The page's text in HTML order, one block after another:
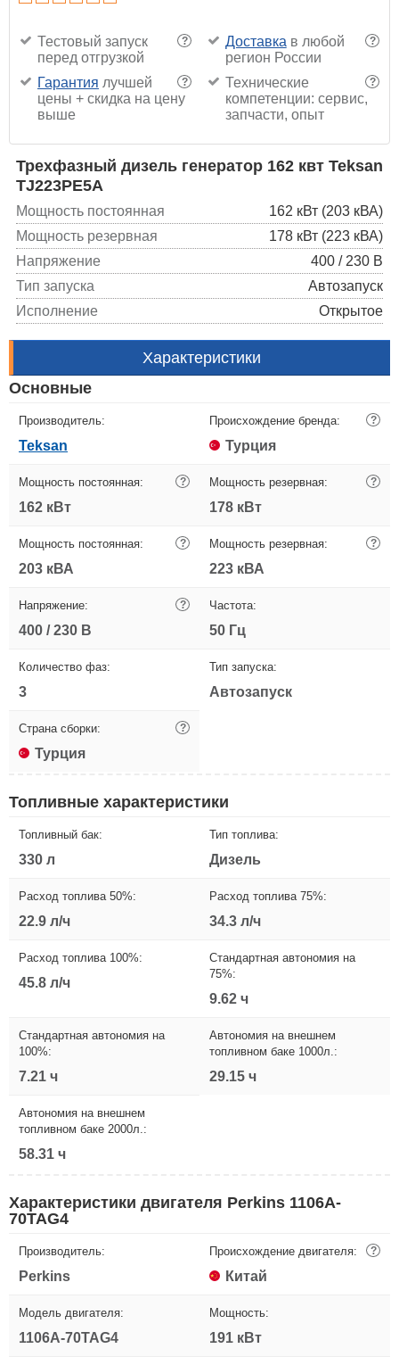
?
Тестовый запуск
перед отгрузкой
?
Доставка в любой
регион России
?
Гарантия лучшей
цены + скидка на цену
выше
?
Технические
компетенции: сервис,
запчасти, опыт
Трехфазный дизель генератор 162 квт Teksan
TJ223PE5A
Мощность постоянная
162 кВт (203 кВА)
Мощность резервная
178 кВт (223 кВА)
Напряжение
400 / 230 В
Тип запуска
Автозапуск
Исполнение
Открытое
Характеристики
Основные
Производитель:
Teksan
Происхождение бренда: ?
Турция
Мощность постоянная: ?
162 кВт
Мощность резервная: ?
178 кВт
Мощность постоянная: ?
203 кВА
Мощность резервная: ?
223 кВА
Напряжение: ?
400 / 230 В
Частота:
50 Гц
Количество фаз:
3
Тип запуска:
Автозапуск
Страна сборки: ?
Турция
Топливные характеристики
Топливный бак:
330 л
Тип топлива:
Дизель
Расход топлива 50%:
22.9 л/ч
Расход топлива 75%:
34.3 л/ч
Расход топлива 100%:
45.8 л/ч
Стандартная автономия на
75%:
9.62 ч
Стандартная автономия на
100%:
7.21 ч
Автономия на внешнем
топливном баке 1000л.:
29.15 ч
Автономия на внешнем
топливном баке 2000л.:
58.31 ч
Характеристики двигателя Perkins 1106A-
70TAG4
Производитель:
Perkins
Происхождение двигателя: ?
Китай
Модель двигателя:
1106A-70TAG4
Мощность:
191 кВт